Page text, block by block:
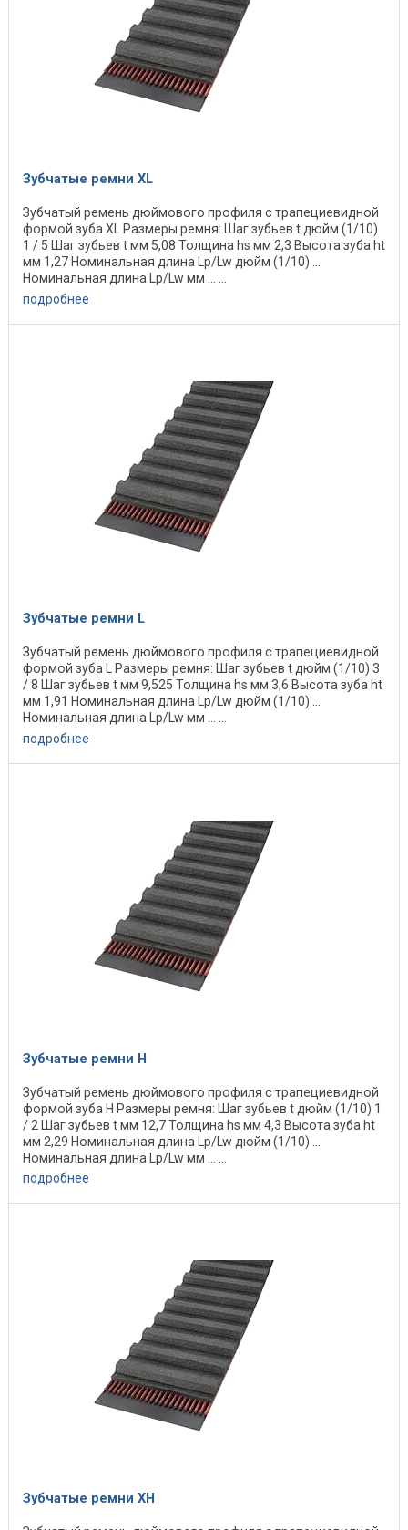
Зубчатые ремни XL
Зубчатый ремень дюймового профиля с трапециевидной
формой зуба XL Размеры ремня: Шаг зубьев t дюйм (1/10)
1 / 5 Шаг зубьев t мм 5,08 Толщина hs мм 2,3 Высота зуба ht
мм 1,27 Номинальная длина Lp/Lw дюйм (1/10) ...
Номинальная длина Lp/Lw мм ... ...
подробнее
Зубчатые ремни L
Зубчатый ремень дюймового профиля с трапециевидной
формой зуба L Размеры ремня: Шаг зубьев t дюйм (1/10) 3
/ 8 Шаг зубьев t мм 9,525 Толщина hs мм 3,6 Высота зуба ht
мм 1,91 Номинальная длина Lp/Lw дюйм (1/10) ...
Номинальная длина Lp/Lw мм ... ...
подробнее
Зубчатые ремни Н
Зубчатый ремень дюймового профиля с трапециевидной
формой зуба H Размеры ремня: Шаг зубьев t дюйм (1/10) 1
/ 2 Шаг зубьев t мм 12,7 Толщина hs мм 4,3 Высота зуба ht
мм 2,29 Номинальная длина Lp/Lw дюйм (1/10) ...
Номинальная длина Lp/Lw мм ... ...
подробнее
Зубчатые ремни ХН